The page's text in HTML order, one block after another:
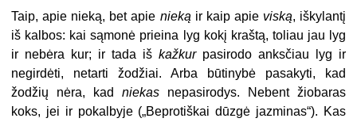
Taip, apie nieką, bet apie nieką ir kaip apie viską, iškylantį
iš kalbos: kai sąmonė prieina lyg kokį kraštą, toliau jau lyg
ir nebėra kur; ir tada iš kažkur pasirodo anksčiau lyg ir
negirdėti, netarti žodžiai. Arba būtinybė pasakyti, kad
žodžių nėra, kad niekas nepasirodys. Nebent žiobaras
koks, jei ir pokalbyje („Beprotiškai dūzgė jazminas“). Kas